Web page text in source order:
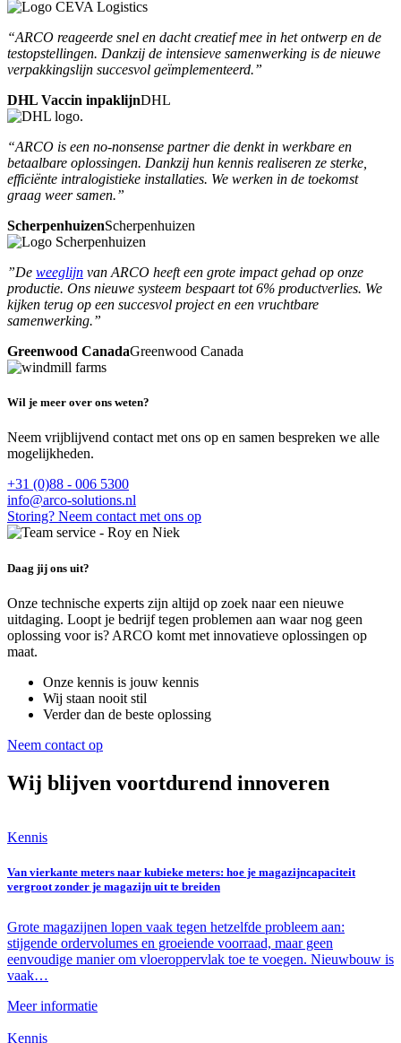
“ARCO reageerde snel en dacht creatief mee in het ontwerp en de
testopstellingen. Dankzij de intensieve samenwerking is de nieuwe
verpakkingslijn succesvol geïmplementeerd.”
DHL Vaccin inpaklijnDHL
“ARCO is een no-nonsense partner die denkt in werkbare en
betaalbare oplossingen. Dankzij hun kennis realiseren ze sterke,
efficiënte intralogistieke installaties. We werken in de toekomst
graag weer samen.”
ScherpenhuizenScherpenhuizen
”De weeglijn van ARCO heeft een grote impact gehad op onze
productie. Ons nieuwe systeem bespaart tot 6% productverlies. We
kijken terug op een succesvol project en een vruchtbare
samenwerking.”
Greenwood CanadaGreenwood Canada
Wil je meer over ons weten?
Neem vrijblijvend contact met ons op en samen bespreken we alle
mogelijkheden.
+31 (0)88 - 006 5300
info@arco-solutions.nl
Storing? Neem contact met ons op
Daag jij ons uit?
Onze technische experts zijn altijd op zoek naar een nieuwe
uitdaging. Loopt je bedrijf tegen problemen aan waar nog geen
oplossing voor is? ARCO komt met innovatieve oplossingen op
maat.
Onze kennis is jouw kennis
Wij staan nooit stil
Verder dan de beste oplossing
Neem contact op
Wij blijven voortdurend innoveren
Kennis
Van vierkante meters naar kubieke meters: hoe je magazijncapaciteit
vergroot zonder je magazijn uit te breiden
Grote magazijnen lopen vaak tegen hetzelfde probleem aan:
stijgende ordervolumes en groeiende voorraad, maar geen
eenvoudige manier om vloeroppervlak toe te voegen. Nieuwbouw is
vaak…
Meer informatie
Kennis